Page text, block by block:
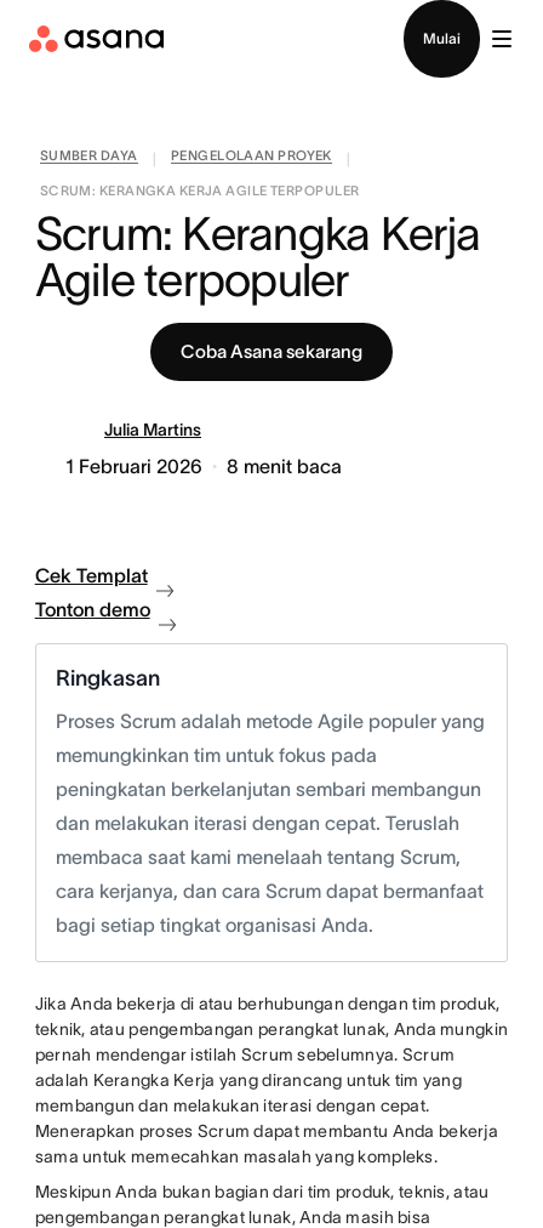
Mulai
SUMBER DAYA PENGELOLAAN PROYEK
SCRUM: KERANGKA KERJA AGILE TERPOPULER
Scrum: Kerangka Kerja
Agile terpopuler
Coba Asana sekarang
Julia Martins
1 Februari 2026 8 menit baca
Cek Templat
Tonton demo
Ringkasan
Proses Scrum adalah metode Agile populer yang
memungkinkan tim untuk fokus pada
peningkatan berkelanjutan sembari membangun
dan melakukan iterasi dengan cepat. Teruslah
membaca saat kami menelaah tentang Scrum,
cara kerjanya, dan cara Scrum dapat bermanfaat
bagi setiap tingkat organisasi Anda.
Jika Anda bekerja di atau berhubungan dengan tim produk,
teknik, atau pengembangan perangkat lunak, Anda mungkin
pernah mendengar istilah Scrum sebelumnya. Scrum
adalah Kerangka Kerja yang dirancang untuk tim yang
membangun dan melakukan iterasi dengan cepat.
Menerapkan proses Scrum dapat membantu Anda bekerja
sama untuk memecahkan masalah yang kompleks.
Meskipun Anda bukan bagian dari tim produk, teknis, atau
pengembangan perangkat lunak, Anda masih bisa